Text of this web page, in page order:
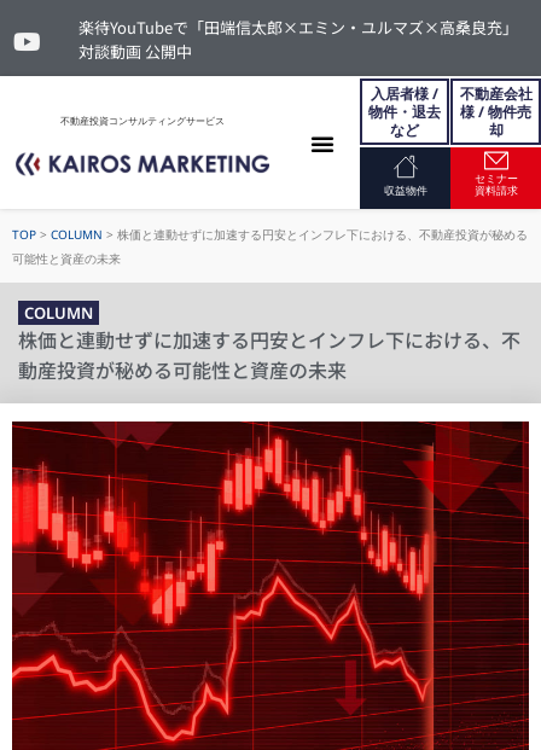
楽待YouTubeで「田端信太郎×エミン・ユルマズ×高桑良充」
対談動画 公開中
不動産投資コンサルティングサービス
入居者様 /
物件・退去
など
不動産会社
様 / 物件売
却
収益物件
セミナー
資料請求
TOP > COLUMN > 株価と連動せずに加速する円安とインフレ下における、不動産投資が秘める
可能性と資産の未来
COLUMN
株価と連動せずに加速する円安とインフレ下における、不
動産投資が秘める可能性と資産の未来